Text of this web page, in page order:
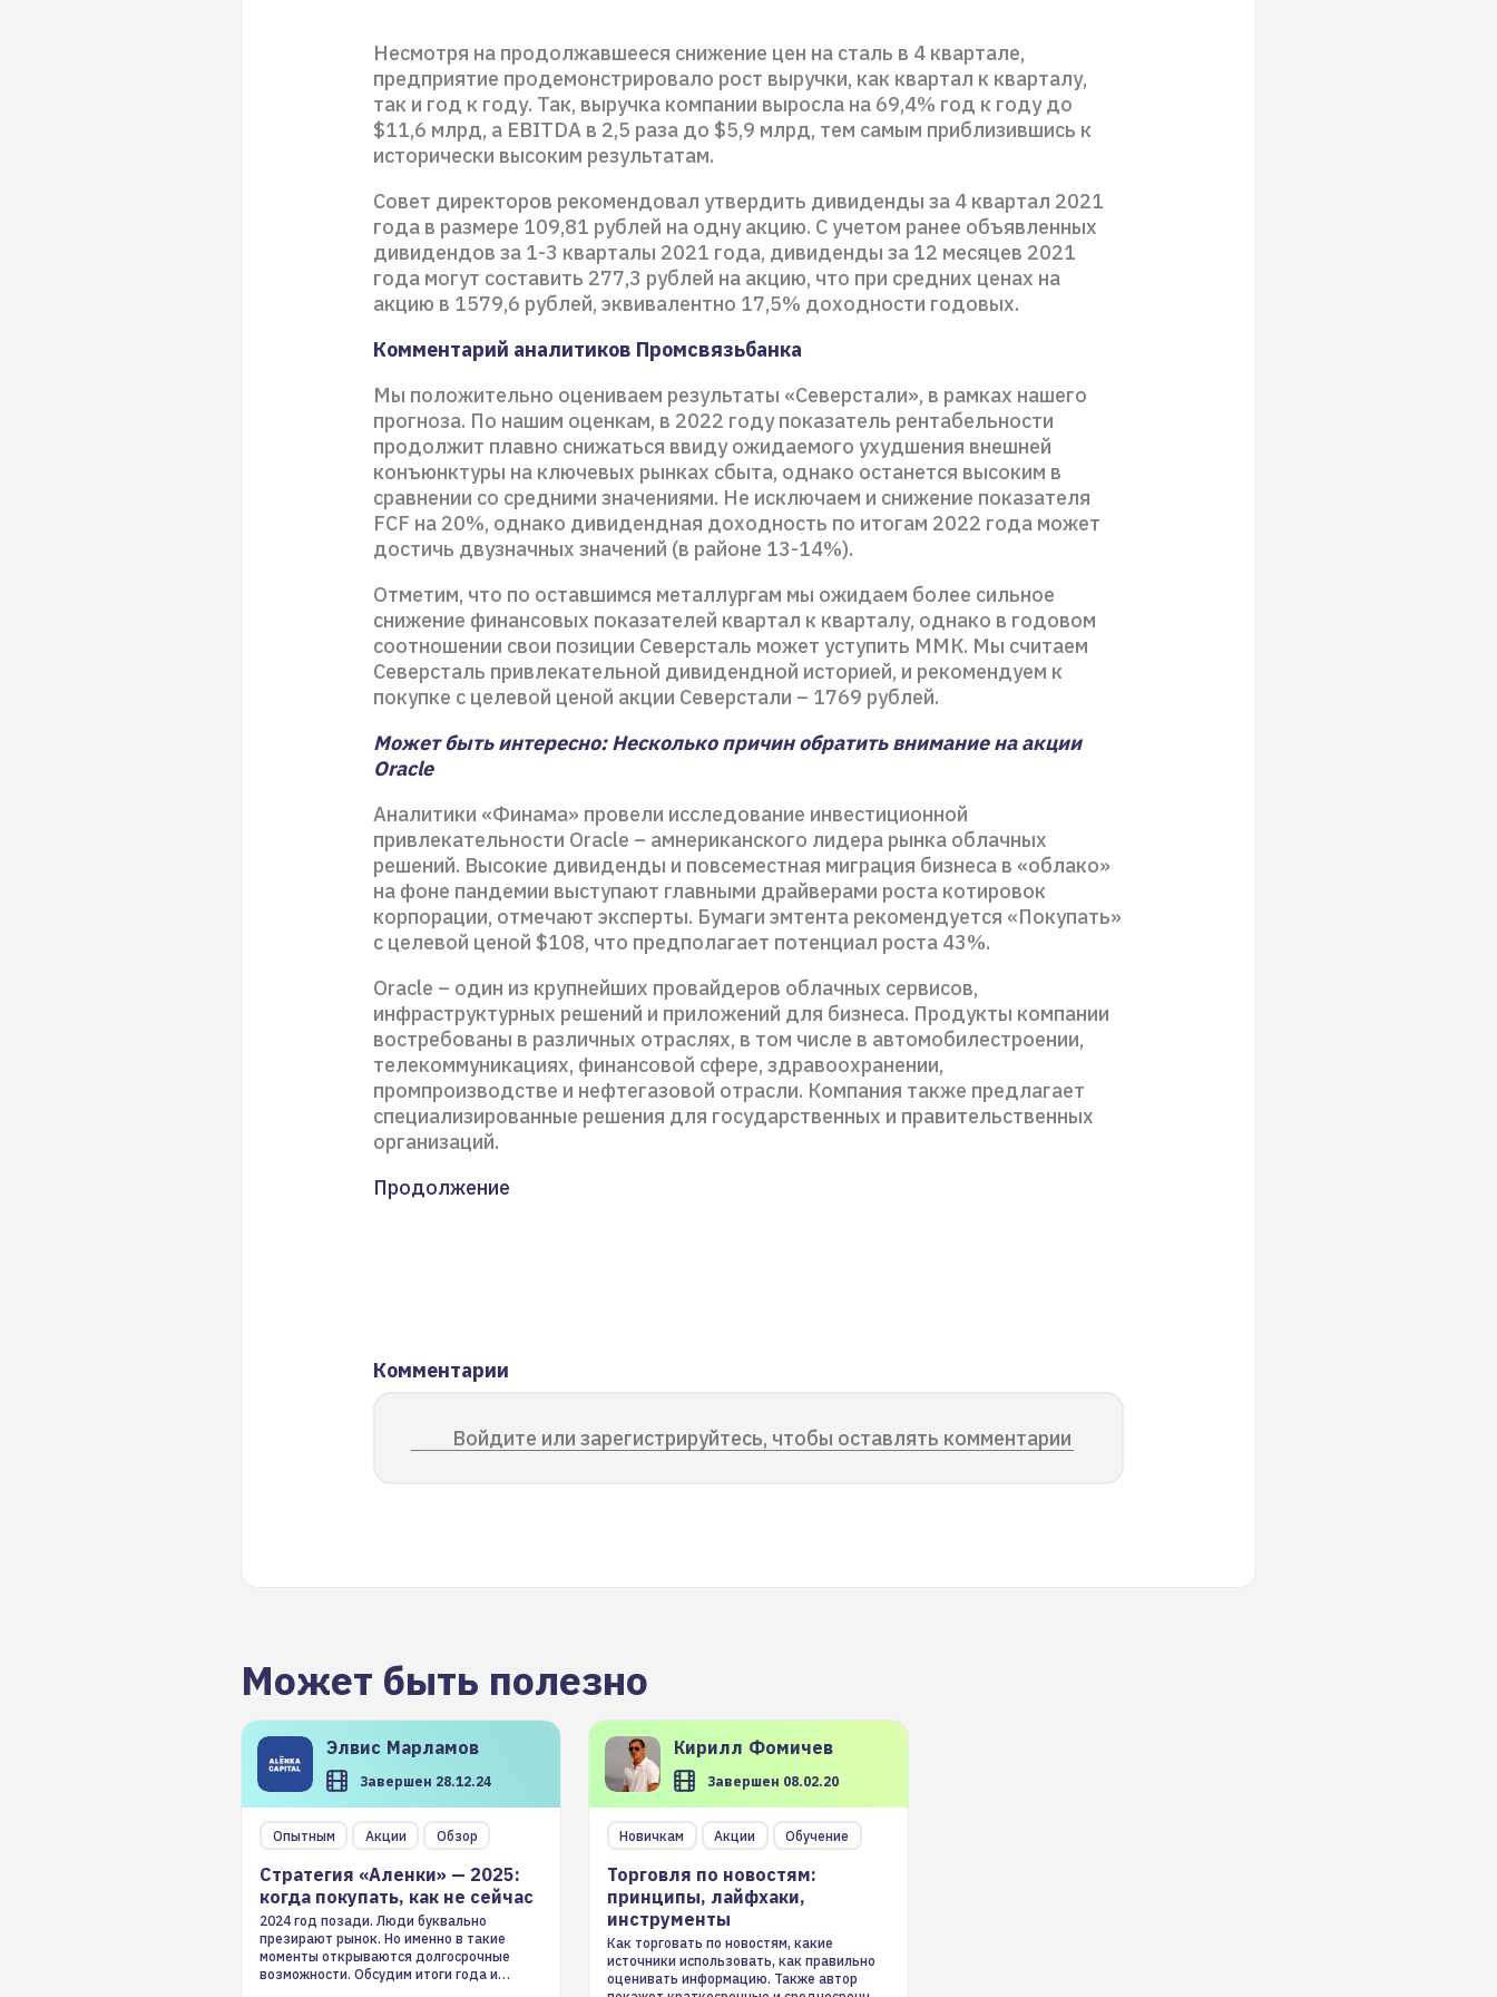
Несмотря на продолжавшееся снижение цен на сталь в 4 квартале,
предприятие продемонстрировало рост выручки, как квартал к кварталу,
так и год к году. Так, выручка компании выросла на 69,4% год к году до
$11,6 млрд, а EBITDA в 2,5 раза до $5,9 млрд, тем самым приблизившись к
исторически высоким результатам.
Совет директоров рекомендовал утвердить дивиденды за 4 квартал 2021
года в размере 109,81 рублей на одну акцию. C учетом ранее объявленных
дивидендов за 1-3 кварталы 2021 года, дивиденды за 12 месяцев 2021
года могут составить 277,3 рублей на акцию, что при средних ценах на
акцию в 1579,6 рублей, эквивалентно 17,5% доходности годовых.
Комментарий аналитиков Промсвязьбанка
Мы положительно оцениваем результаты «Северстали», в рамках нашего
прогноза. По нашим оценкам, в 2022 году показатель рентабельности
продолжит плавно снижаться ввиду ожидаемого ухудшения внешней
конъюнктуры на ключевых рынках сбыта, однако останется высоким в
сравнении со средними значениями. Не исключаем и снижение показателя
FCF на 20%, однако дивидендная доходность по итогам 2022 года может
достичь двузначных значений (в районе 13-14%).
Отметим, что по оставшимся металлургам мы ожидаем более сильное
снижение финансовых показателей квартал к кварталу, однако в годовом
соотношении свои позиции Северсталь может уступить ММК. Мы считаем
Северсталь привлекательной дивидендной историей, и рекомендуем к
покупке с целевой ценой акции Северстали – 1769 рублей.
Может быть интересно: Несколько причин обратить внимание на акции
Oracle
Аналитики «Финама» провели исследование инвестиционной
привлекательности Oracle – амнериканского лидера рынка облачных
решений. Высокие дивиденды и повсеместная миграция бизнеса в «облако»
на фоне пандемии выступают главными драйверами роста котировок
корпорации, отмечают эксперты. Бумаги эмтента рекомендуется «Покупать»
с целевой ценой $108, что предполагает потенциал роста 43%.
Oracle – один из крупнейших провайдеров облачных сервисов,
инфраструктурных решений и приложений для бизнеса. Продукты компании
востребованы в различных отраслях, в том числе в автомобилестроении,
телекоммуникациях, финансовой сфере, здравоохранении,
промпроизводстве и нефтегазовой отрасли. Компания также предлагает
специализированные решения для государственных и правительственных
организаций.
Продолжение
Комментарии
Войдите или зарегистрируйтесь, чтобы оставлять комментарии
Может быть полезно
Элвис Марламов
Завершен 28.12.24
Опытным Акции Обзор
Стратегия «Аленки» — 2025:
когда покупать, как не сейчас
2024 год позади. Люди буквально
презирают рынок. Но именно в такие
моменты открываются долгосрочные
возможности. Обсудим итоги года и
Кирилл Фомичев
Завершен 08.02.20
Новичкам Акции Обучение
Торговля по новостям:
принципы, лайфхаки,
инструменты
Как торговать по новостям, какие
источники использовать, как правильно
оценивать информацию. Также автор